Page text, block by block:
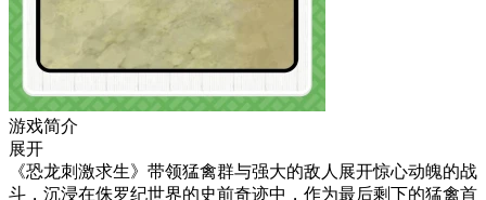
游戏简介
展开
《恐龙刺激求生》带领猛禽群与强大的敌人展开惊心动魄的战
斗，沉浸在侏罗纪世界的史前奇迹中，作为最后剩下的猛禽首